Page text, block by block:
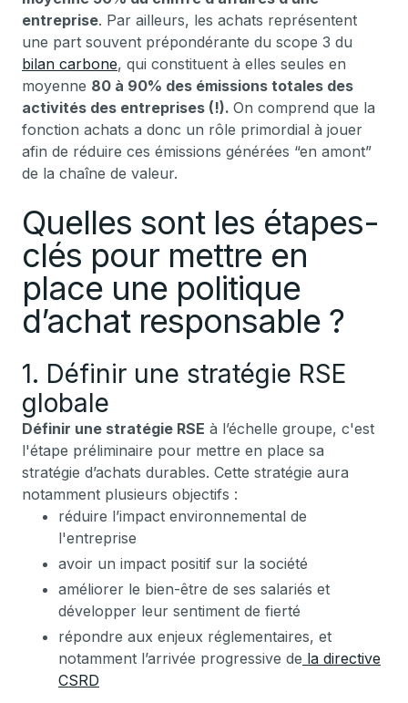
entreprise. Par ailleurs, les achats représentent
une part souvent prépondérante du scope 3 du
bilan carbone, qui constituent à elles seules en
moyenne 80 à 90% des émissions totales des
activités des entreprises (!). On comprend que la
fonction achats a donc un rôle primordial à jouer
afin de réduire ces émissions générées “en amont”
de la chaîne de valeur.
Quelles sont les étapes-
clés pour mettre en
place une politique
d’achat responsable ?
1. Définir une stratégie RSE
globale
Définir une stratégie RSE à l’échelle groupe, c'est
l'étape préliminaire pour mettre en place sa
stratégie d’achats durables. Cette stratégie aura
notamment plusieurs objectifs :
réduire l’impact environnemental de
l'entreprise
avoir un impact positif sur la société
améliorer le bien-être de ses salariés et
développer leur sentiment de fierté
répondre aux enjeux réglementaires, et
notamment l’arrivée progressive de la directive
CSRD